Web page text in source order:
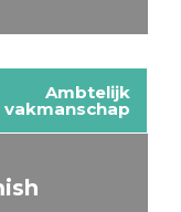
Ambtelijk
vakmanschap